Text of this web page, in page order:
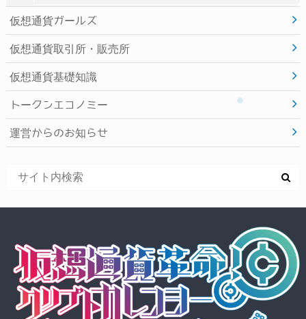
仮想通貨ガールズ
仮想通貨取引所・販売所
仮想通貨基礎知識
トークンエコノミー
運営からのお知らせ